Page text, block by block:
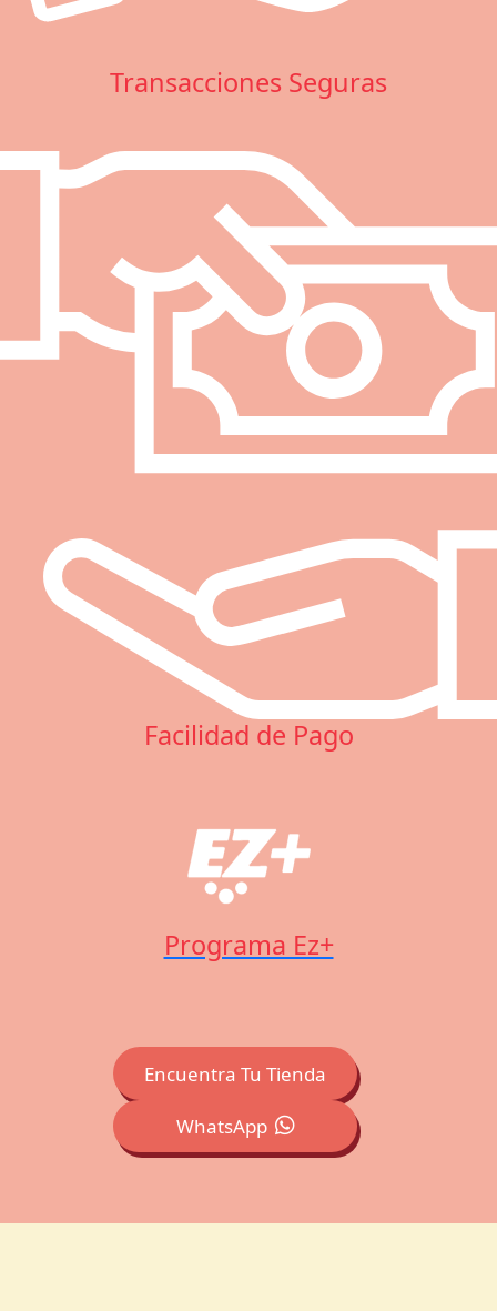
Transacciones Seguras
Facilidad de Pago
Programa Ez+
Encuentra Tu Tienda
WhatsApp